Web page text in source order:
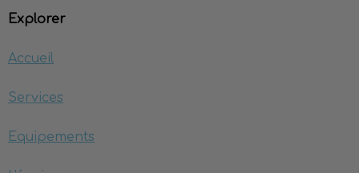
Explorer
Accueil
Services
Equipements